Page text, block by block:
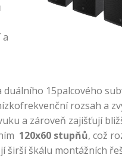
a
duálního 15palcového
rozsah a
a zároveň zajišťují
120x60 stupňů, což
širší škálu montážních